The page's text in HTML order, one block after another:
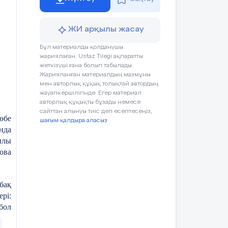
ие
ЖИ арқылы жасау
Бұл материалды қолданушы
жариялаған. Ustaz Tilegi ақпаратты
жеткізуші ғана болып табылады.
Жарияланған материалдың мазмұны
мен авторлық құқық толықтай автордың
жауапкершілігінде. Егер материал
авторлық құқықты бұзады немесе
сайттан алынуы тиіс деп есептесеңіз,
шағым қалдыра аласыз